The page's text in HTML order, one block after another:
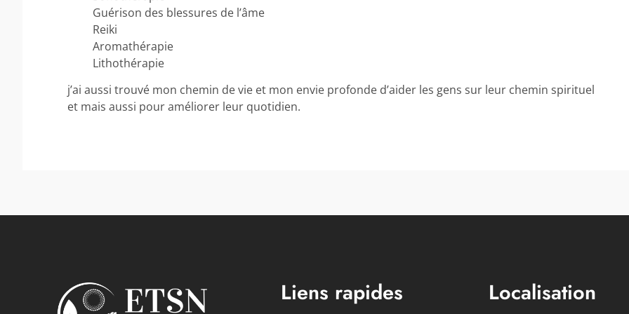
Guérison des blessures de l’âme
Reiki
Aromathérapie
Lithothérapie
j’ai aussi trouvé mon chemin de vie et mon envie profonde d’aider les gens sur leur chemin spirituel
et mais aussi pour améliorer leur quotidien.
Liens rapides Localisation